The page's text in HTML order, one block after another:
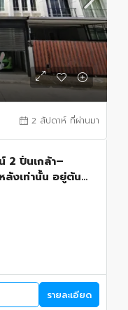
2 สัปดาห์ ที่ผ่านมา
2 ปิ่นเกล้า–
งเท่านั้น อยู่ต้น
สไตล์มินิมอล
รายละเอียด